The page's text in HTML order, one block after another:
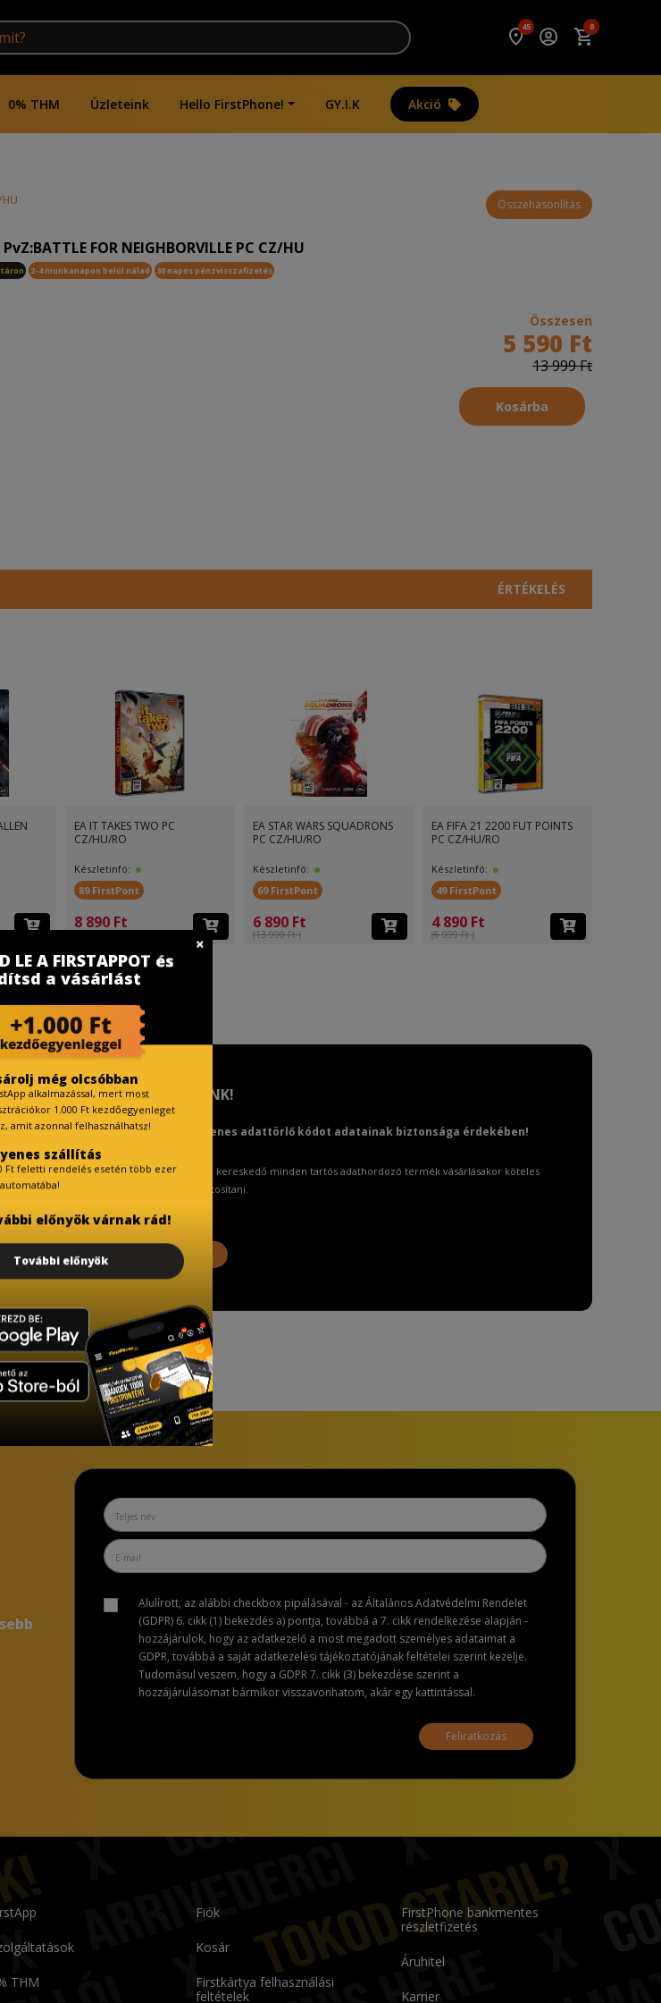
45 0
0% THM Üzleteink Hello FirstPhone! GY.I.K Akció
HU Összehasonlítás
PvZ:BATTLE FOR NEIGHBORVILLE PC CZ/HU
2-4 munkanapon belül nálad 30 napos pénzvisszafizetés
Összesen
5 590 Ft
13 999 Ft
Kosárba
ÉRTÉKELÉS
EA IT TAKES TWO PC
CZ/HU/RO
Készletinfó:
89 FirstPont
8 890 Ft
(13 999 Ft )
EA STAR WARS SQUADRONS
PC CZ/HU/RO
Készletinfó:
69 FirstPont
6 890 Ft
(13 999 Ft )
EA FIFA 21 2200 FUT POINTS
PC CZ/HU/RO
Készletinfó:
49 FirstPont
4 890 Ft
(6 999 Ft )
TISZTELT VÁSÁRLÓNK!
Fizetésnél kérje az ingyenes adattörlő kódot adatainak biztonsága érdekében!
A Kormány döntése alapján a kereskedő minden tartós adathordozó termék vásárlásakor köteles
ingyenes adattörlő kódot biztosítani.
További információ
Alulírott, az alábbi checkbox pipálásával - az Általános Adatvédelmi Rendelet
(GDPR) 6. cikk (1) bekezdés a) pontja, továbbá a 7. cikk rendelkezése alapján -
hozzájárulok, hogy az adatkezelő a most megadott személyes adataimat a
GDPR, továbbá a saját adatkezelési tájékoztatójának feltételei szerint kezelje.
Tudomásul veszem, hogy a GDPR 7. cikk (3) bekezdése szerint a
hozzájárulásomat bármikor visszavonhatom, akár egy kattintással.
Feliratkozás
THM
Fiók
Kosár
Firstkártya felhasználási
feltételek
FirstPhone bankmentes
részletfizetés
Áruhitel
Karrier
LE A FIRSTAPPOT és
a vásárlást
még olcsóbban
alkalmazással, mert most
1.000 Ft kezdőegyenleget
amit azonnal felhasználhatsz!
szállítás
Ft feletti rendelés esetén több ezer
automatába!
előnyök várnak rád!
További előnyök